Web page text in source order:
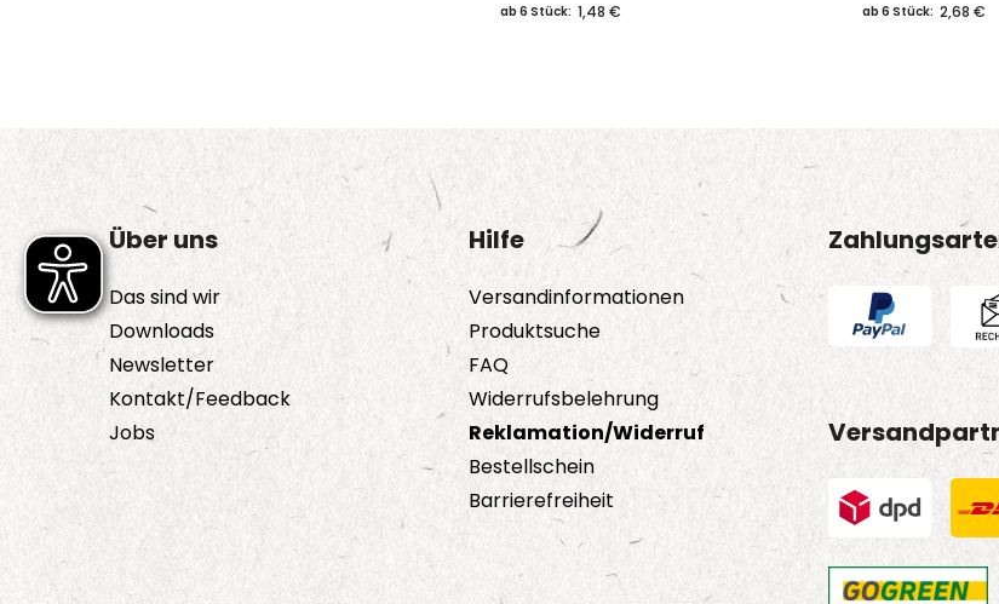
ab 6 Stück: 1,48 € ab 6 Stück: 2,68 €
Über uns
Das sind wir
Downloads
Newsletter
Kontakt/Feedback
Jobs
Hilfe
Versandinformationen
Produktsuche
FAQ
Widerrufsbelehrung
Reklamation/Widerruf
Bestellschein
Barrierefreiheit